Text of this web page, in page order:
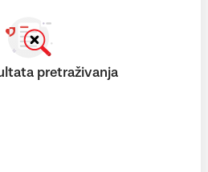
pretraživanja